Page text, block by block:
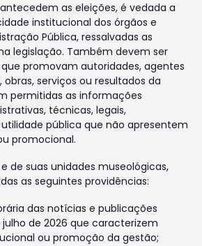
as eleições, é vedada a
institucional dos órgãos e
Pública, ressalvadas as
legislação. Também devem ser
promovam autoridades, agentes
serviços ou resultados da
permitidas as informações
técnicas, legais,
pública que não apresentem
promocional.
de suas unidades museológicas,
as seguintes providências:
das notícias e publicações
de 2026 que caracterizem
ou promoção da gestão;